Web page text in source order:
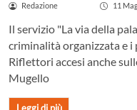
Redazione 11
Il servizio "La via della
criminalità organizzata e
Riflettori accesi anche
Mugello
Leggi di più